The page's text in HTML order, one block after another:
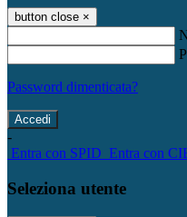
button close ×
Password dimenticata?
-
Entra con SPID Entra con
Seleziona utente